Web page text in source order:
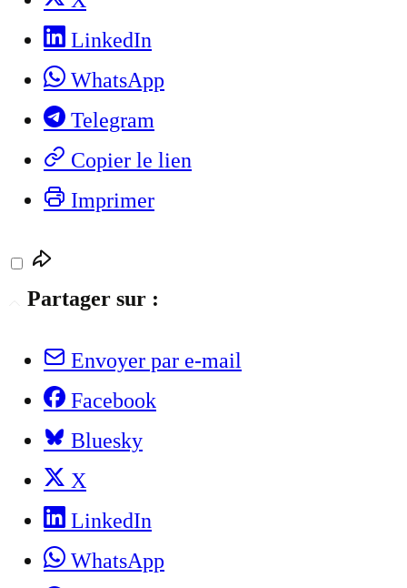
LinkedIn
WhatsApp
Telegram
Copier le lien
Imprimer
Partager sur :
Envoyer par e-mail
Facebook
Bluesky
X
LinkedIn
WhatsApp